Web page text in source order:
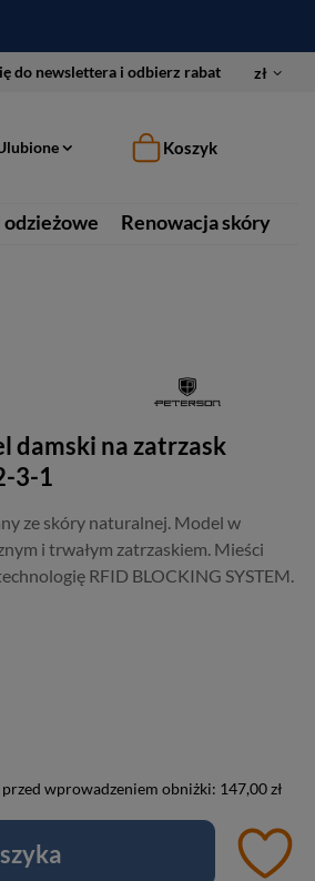
do newslettera i odbierz rabat zł
Koszyk
Renowacja skóry
damski na zatrzask
3-1
ze skóry naturalnej. Model w
i trwałym zatrzaskiem. Mieści
RFID BLOCKING SYSTEM.
wprowadzeniem obniżki: 147,00 zł